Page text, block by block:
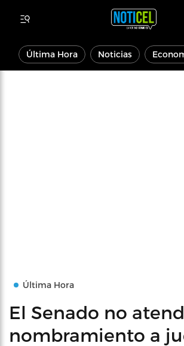
Última Hora Noticias
Última Hora
El Senado no
nombramiento a